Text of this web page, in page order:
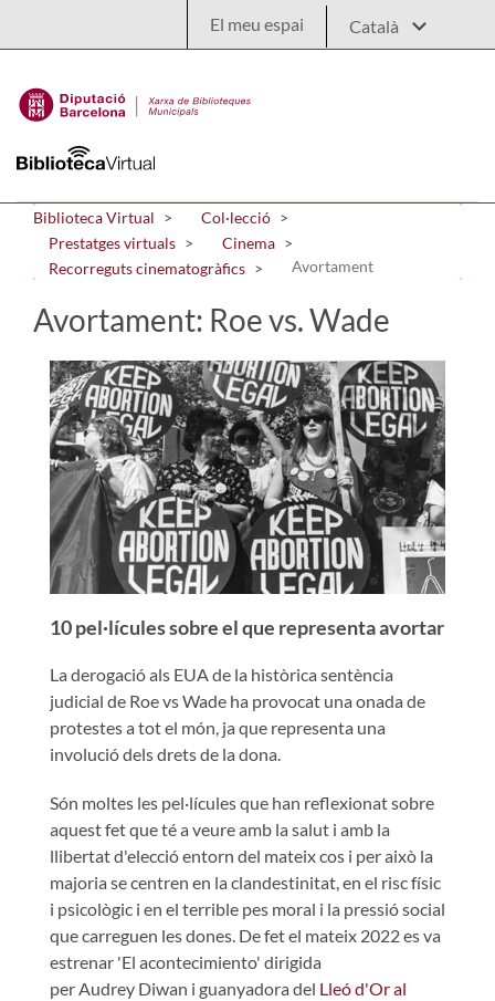
El meu espai
Biblioteca Virtual
Col·lecció
Prestatges virtuals
Cinema
Recorreguts cinematogràfics
Avortament
Avortament: Roe vs. Wade
10 pel·lícules sobre el que representa avortar
La derogació als EUA de la històrica sentència
judicial de Roe vs Wade ha provocat una onada de
protestes a tot el món, ja que representa una
involució dels drets de la dona.
Són moltes les pel·lícules que han reflexionat sobre
aquest fet que té a veure amb la salut i amb la
llibertat d'elecció entorn del mateix cos i per això la
majoria se centren en la clandestinitat, en el risc físic
i psicològic i en el terrible pes moral i la pressió social
que carreguen les dones. De fet el mateix 2022 es va
estrenar 'El acontecimiento' dirigida
per Audrey Diwan i guanyadora del Lleó d'Or al